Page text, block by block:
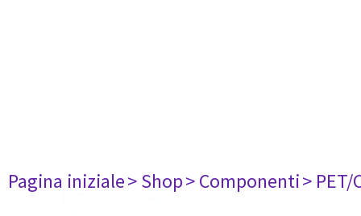
Pagina iniziale> Shop> Componenti> PET/